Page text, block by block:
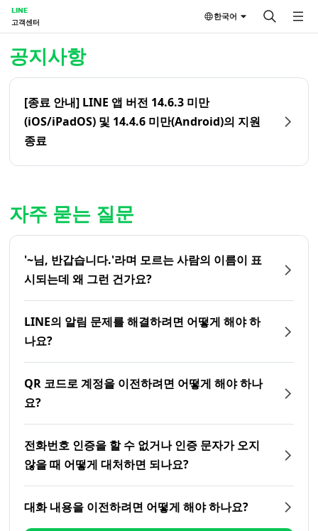
LINE
고객센터
한국어
공지사항
[종료 안내] LINE 앱 버전 14.6.3 미만
(iOS/iPadOS) 및 14.4.6 미만(Android)의 지원
종료
자주 묻는 질문
'~님, 반갑습니다.'라며 모르는 사람의 이름이 표
시되는데 왜 그런 건가요?
LINE의 알림 문제를 해결하려면 어떻게 해야 하
나요?
QR 코드로 계정을 이전하려면 어떻게 해야 하나
요?
전화번호 인증을 할 수 없거나 인증 문자가 오지
않을 때 어떻게 대처하면 되나요?
대화 내용을 이전하려면 어떻게 해야 하나요?